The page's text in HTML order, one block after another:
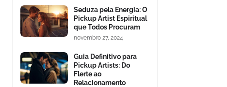
Seduza pela Energia: O
Pickup Artist Espiritual
que Todos Procuram
novembro 27, 2024
Guia Definitivo para
Pickup Artists: Do
Flerte ao
Relacionamento